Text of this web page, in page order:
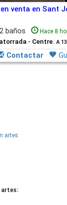
venta en Sant
2 baños Hace 8
- Centre. A
Contactar
artes
artes: